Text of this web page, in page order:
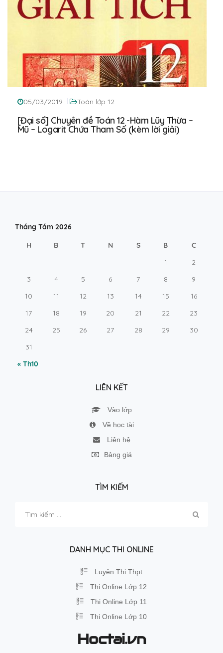
05/03/2019 Toán lớp 12
[Đại số] Chuyên đề Toán 12 -Hàm Lũy Thừa –
Mũ – Logarit Chứa Tham Số (kèm lời giải)
Tháng Tám 2026
H B T N S B C
« Th10
1
2
3
4 5 6 7 8
9
10
11 12 13 14 15
16
17
18 19 20 21 22
23
24
25 26 27 28 29
30
31
LIÊN KẾT
Vào lớp
Về học tài
Liên hệ
Bảng giá
TÌM KIẾM
kiếm
DANH MỤC THI ONLINE
Luyện Thi Thpt
Thi Online Lớp 12
Thi Online Lớp 11
Thi Online Lớp 10
Hoctai.vn